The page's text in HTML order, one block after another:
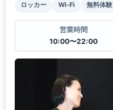
ロッカー
Wi-Fi 無料体験
営業時間
10:00〜22:00